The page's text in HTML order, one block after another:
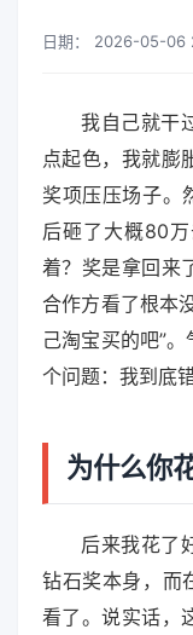
日期： 2026-05-06
我自己就干
点起色，我就膨
奖项压压场子。
后砸了大概80
着？奖是拿回来
合作方看了根本
己淘宝买的吧”
个问题：我到底
为什么你
后来我花了
钻石奖本身，而
看了。说实话，